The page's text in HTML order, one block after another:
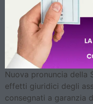
Nuova pronuncia della
effetti giuridici degli
consegnati a garanzia